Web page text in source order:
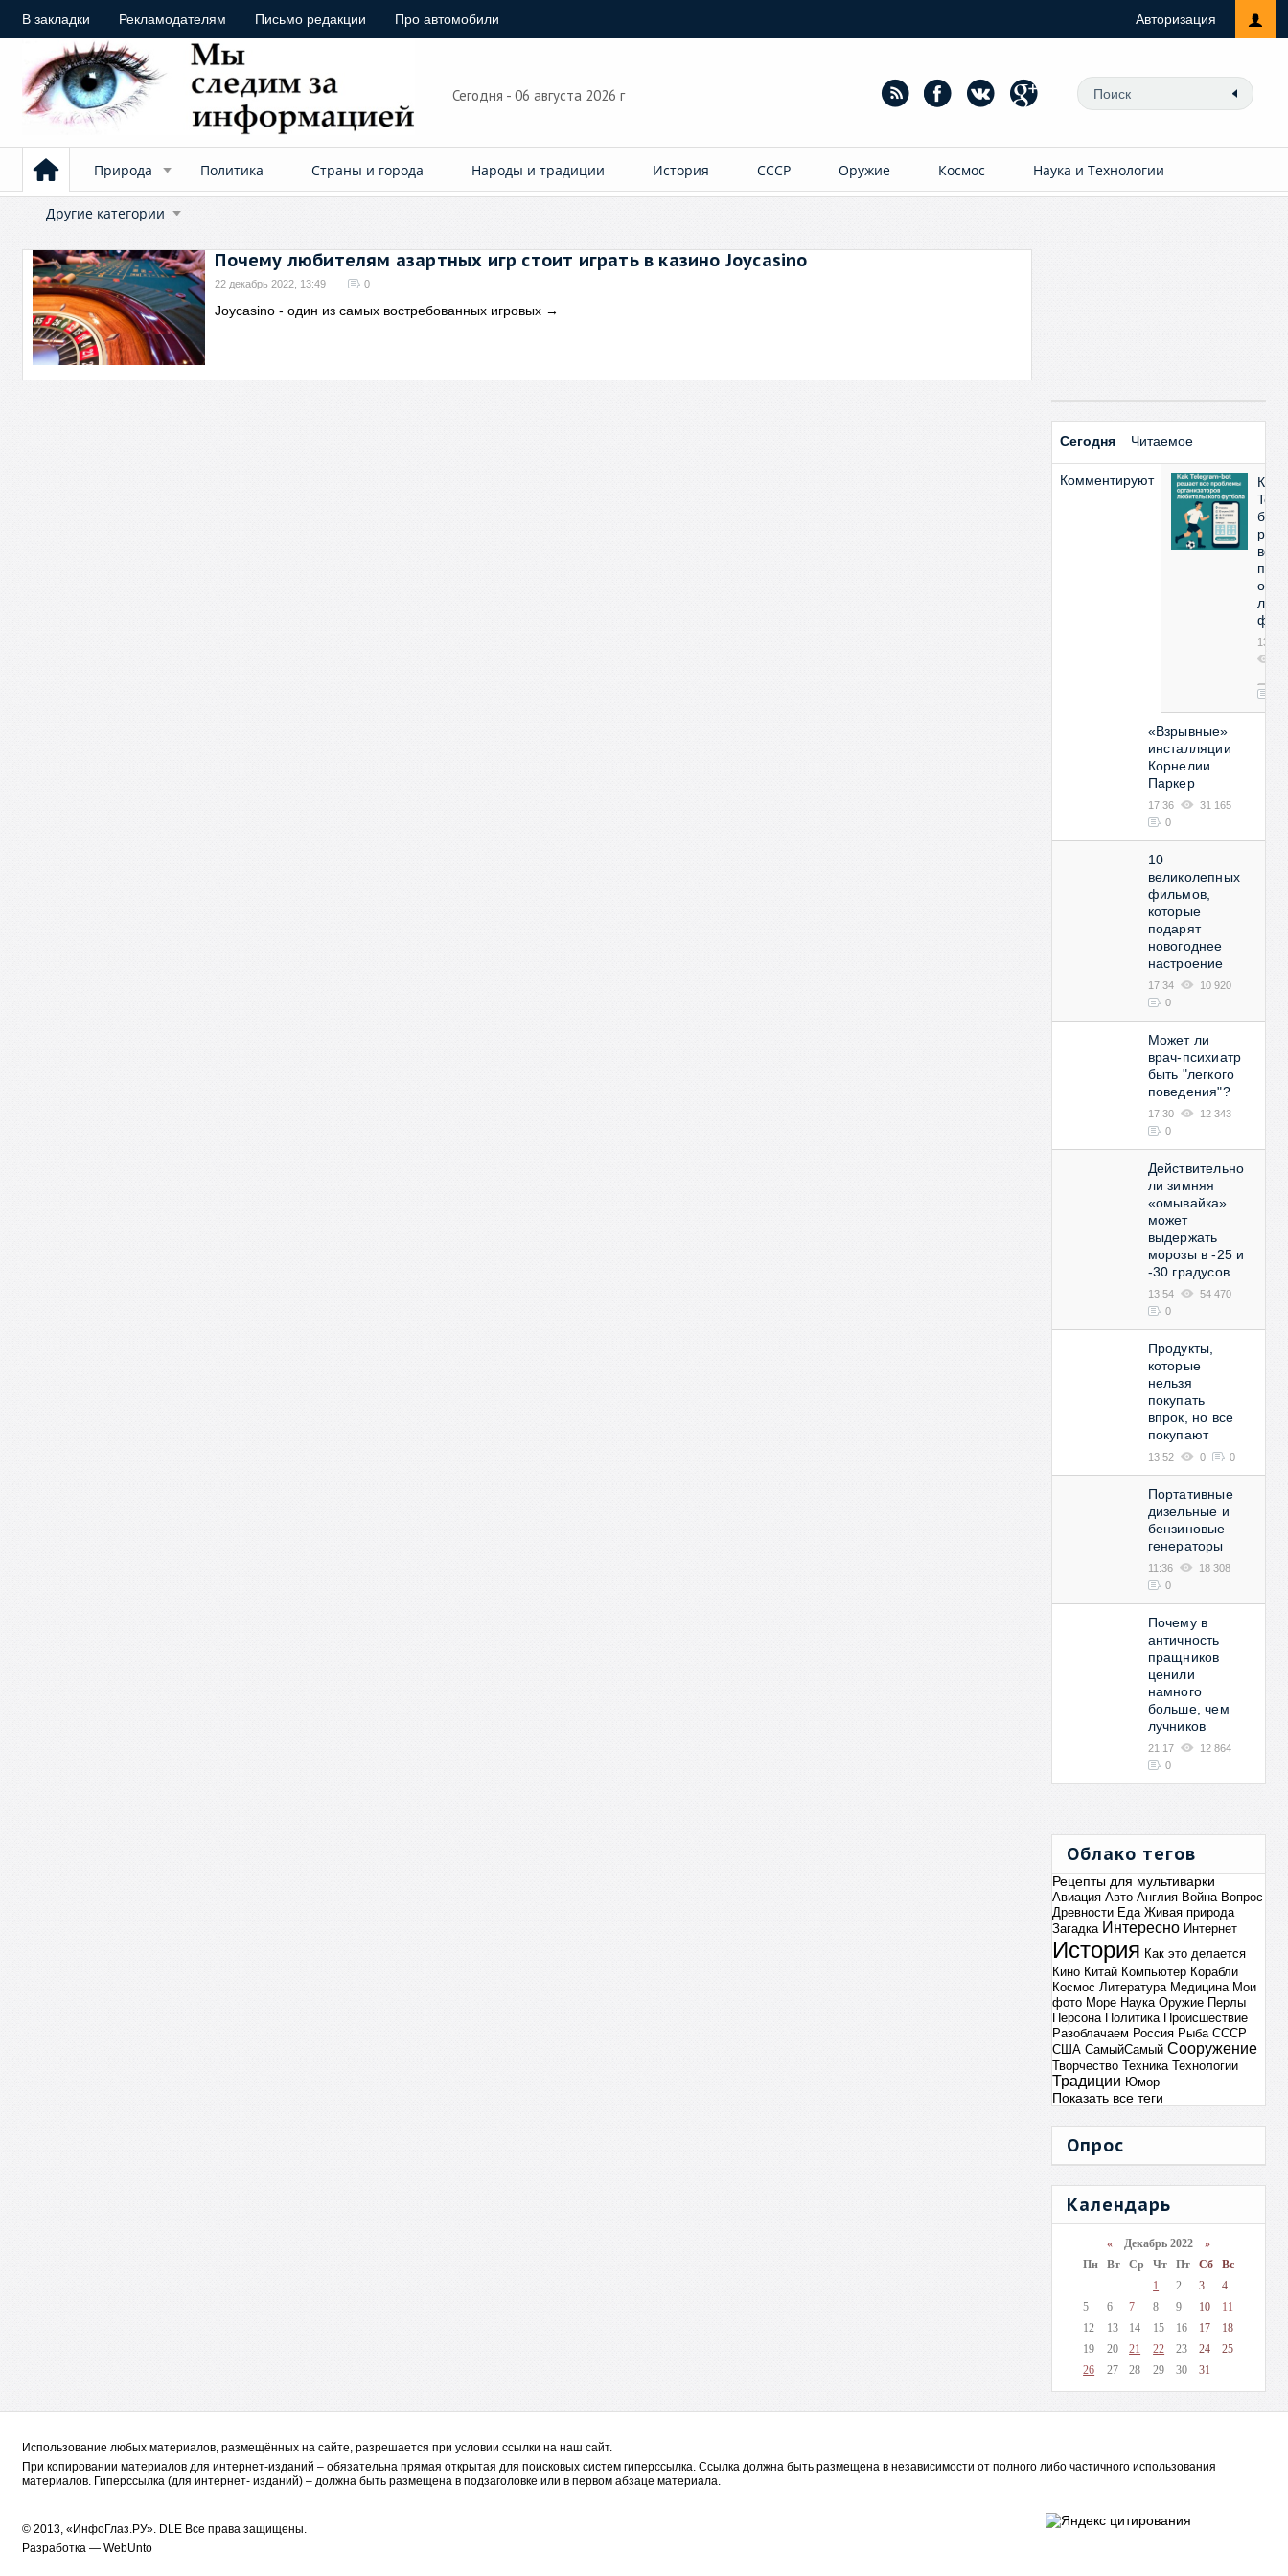
В закладки Рекламодателям Письмо редакции Про автомобили Авторизация
Сегодня - 06 августа 2026 г
Природа Политика Страны и города Народы и традиции История СССР Оружие Космос Наука и Технологии
Другие категории
Почему любителям азартных игр стоит играть в казино Joycasino
22 декабрь 2022, 13:49 0
Joycasino - один из самых востребованных игровых →
Сегодня Читаемое
Комментируют
Как
бот
все
13:53
«Взрывные»
инсталляции
Корнелии
Паркер
17:36
31 165
0
10
великолепных
фильмов,
которые
подарят
новогоднее
настроение
17:34
10 920
0
Может ли
врач-психиатр
быть "легкого
поведения"?
17:30
12 343
0
Действительно
ли зимняя
«омывайка»
может
выдержать
морозы в -25 и
-30 градусов
13:54
54 470
0
Продукты,
которые
нельзя
покупать
впрок, но все
покупают
13:52 0 0
Портативные
дизельные и
бензиновые
генераторы
11:36
18 308
0
Почему в
античность
пращников
ценили
намного
больше, чем
лучников
21:17
12 864
0
Облако тегов
Рецепты для мультиварки
Авиация Авто Англия Война Вопрос
Древности Еда Живая природа
Загадка Интересно Интернет
История Как это делается
Кино Китай Компьютер Корабли
Космос Литература Медицина Мои
фото Море Наука Оружие Перлы
Персона Политика Происшествие
Разоблачаем Россия Рыба СССР
США СамыйСамый Сооружение
Творчество Техника Технологии
Традиции Юмор
Показать все теги
Опрос
Календарь
« Декабрь 2022»
Пн
Вт Ср Чт Пт Сб
Вс
1
2 3
4
5
6 7 8 9 10
11
12
13 14 15 16 17
18
19
20 21 22 23 24
25
26
27 28 29 30 31
Использование любых материалов, размещённых на сайте, разрешается при условии ссылки на наш сайт.
При копировании материалов для интернет-изданий – обязательна прямая открытая для поисковых систем гиперссылка. Ссылка должна быть размещена в независимости от полного либо частичного использования
материалов. Гиперссылка (для интернет- изданий) – должна быть размещена в подзаголовке или в первом абзаце материала.
© 2013, «ИнфоГлаз.РУ». DLE Все права защищены.
Разработка —WebUnto